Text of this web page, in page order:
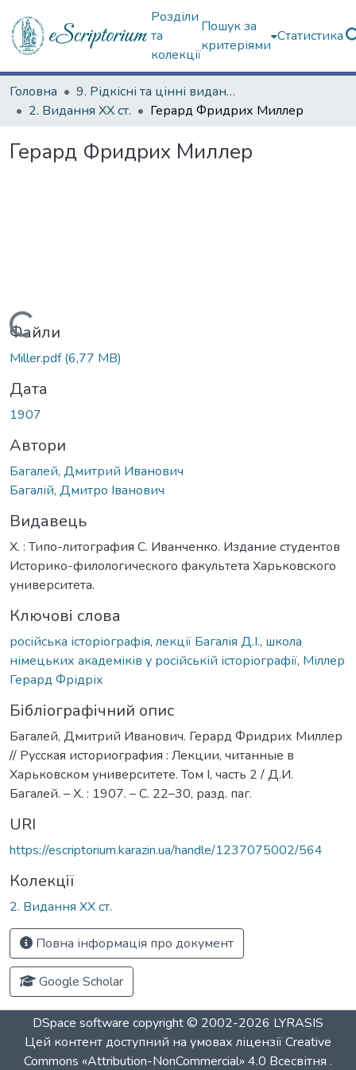
Розділи
та
колекції
Пошук за
критеріями
Статистика
Головна
9. Рідкісні та цінні видання
2. Видання ХХ ст.
Герард Фридрих Миллер
Герард Фридрих Миллер
Вантажиться...
Файли
Miller.pdf(6,77 MB)
Дата
1907
Автори
Багалей, Дмитрий Иванович
Багалій, Дмитро Іванович
Видавець
Х. : Типо-литография С. Иванченко. Издание студентов
Историко-филологического факультета Харьковского
университета.
Ключові слова
російська історіографія, лекції Багалія Д.І., школа
німецьких академіків у російській історіографії, Міллер
Герард Фрідріх
Бібліографічний опис
Багалей, Дмитрий Иванович. Герард Фридрих Миллер
// Русская историография : Лекции, читанные в
Харьковском университете. Том I, часть 2 / Д.И.
Багалей. – Х. : 1907. – С. 22–30, разд. паг.
URI
https://escriptorium.karazin.ua/handle/1237075002/564
Колекції
2. Видання ХХ ст.
Повна інформація про документ
Google Scholar
DSpace software copyright © 2002-2026 LYRASIS
Цей контент доступний на умовах ліцензіїCreative
Commons «Attribution-NonCommercial» 4.0 Всесвітня .